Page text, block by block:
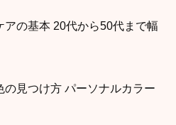
アの基本 20代から50代まで幅
の見つけ方 パーソナルカラー